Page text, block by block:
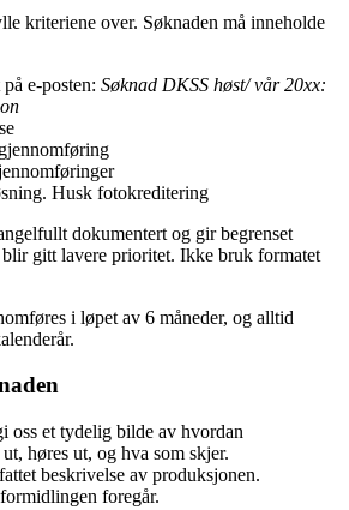
kriteriene over. Søknaden må inneholde
e-posten: Søknad DKSS høst/ vår 20xx:
Husk fotokreditering
dokumentert og gir begrenset
gitt lavere prioritet. Ikke bruk formatet
i løpet av 6 måneder, og alltid
oss et tydelig bilde av hvordan
høres ut, og hva som skjer.
beskrivelse av produksjonen.
foregår.